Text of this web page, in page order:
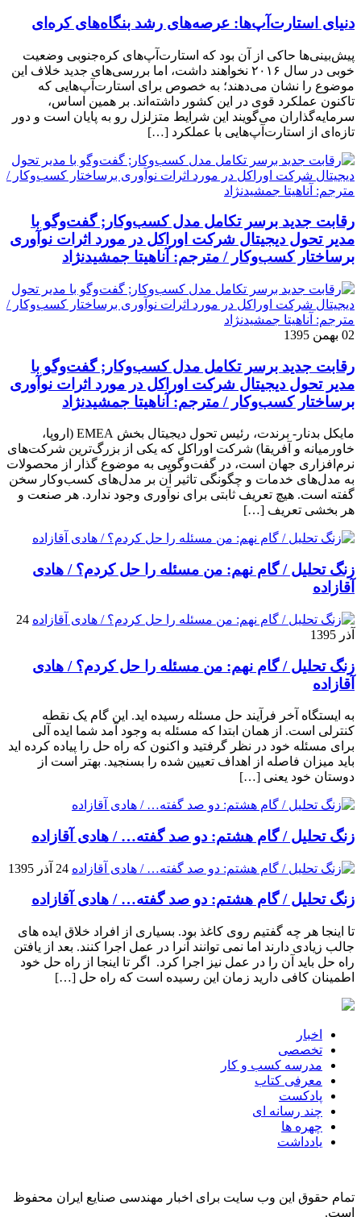
دنیای استارت‌آپ‌ها: عرصه‌های رشد بنگاه‌های کره‌ای‌
پیش‌بینی‌ها حاکی از آن بود که استارت‌آپ‌های کره‌جنوبی وضعیت
خوبی در سال ۲۰۱۶ نخواهند داشت، اما بررسی‌های جدید خلاف این
موضوع را نشان می‌دهند؛ به خصوص برای استارت‌آپ‌هایی که
تاکنون عملکرد قوی در این کشور داشته‌اند. بر همین اساس،
سرمایه‌گذاران می‌گویند این شرایط متزلزل رو به پایان است و دور
تازه‌ای از استارت‌آپ‌هایی با عملکرد […]
رقابت جدید برسر تکامل مدل کسب‌و‌کار; گفت‌وگو با
مدیر تحول دیجیتال شرکت اوراکل در مورد اثرات نوآوری
برساختار کسب‌وکار / مترجم: آناهیتا جمشیدنژاد
02 بهمن 1395
رقابت جدید برسر تکامل مدل کسب‌و‌کار; گفت‌وگو با
مدیر تحول دیجیتال شرکت اوراکل در مورد اثرات نوآوری
برساختار کسب‌وکار / مترجم: آناهیتا جمشیدنژاد
مایکل بدنار- برندت، رئیس تحول دیجیتال بخش EMEA (اروپا،
خاورمیانه و آفریقا) شرکت اوراکل که یکی از بزرگ‌ترین شرکت‌های
نرم‌افزاری جهان است، در گفت‌وگویی به موضوع گذار از محصولات
به مدل‌های خدمات و چگونگی تاثیر آن بر مدل‌های کسب‌و‌کار سخن
گفته است. هیچ تعریف ثابتی برای نوآوری وجود ندارد. هر صنعت و
هر بخشی تعریف […]
زنگ تحلیل / گام نهم: من مسئله را حل کردم؟ / هادی
آقازاده
24
آذر 1395
زنگ تحلیل / گام نهم: من مسئله را حل کردم؟ / هادی
آقازاده
به ایستگاه آخر فرآیند حل مسئله رسیده اید. این گام یک نقطه
کنترلی است. از همان ابتدا که مسئله به وجود آمد شما ایده آلی
برای مسئله خود در نظر گرفتید و اکنون که راه حل را پیاده کرده اید
باید میزان فاصله از اهداف تعیین شده را بسنجید. بهتر است از
دوستان خود یعنی […]
زنگ تحلیل / گام هشتم: دو صد گفته… / هادی آقازاده
24 آذر 1395
زنگ تحلیل / گام هشتم: دو صد گفته… / هادی آقازاده
تا اینجا هر چه گفتیم روی کاغذ بود. بسیاری از افراد خلاق ایده های
جالب زیادی دارند اما نمی توانند آنرا در عمل اجرا کنند. بعد از یافتن
راه حل باید آن را در عمل نیز اجرا کرد. اگر تا اینجا از راه حل خود
اطمینان کافی دارید زمان این رسیده است که راه حل […]
اخبار
تخصصی
مدرسه کسب و کار
معرفی کتاب
پادکست
چند رسانه ای
چهره ها
یادداشت
تمام حقوق این وب سایت برای اخبار مهندسی صنایع ایران محفوظ
است.